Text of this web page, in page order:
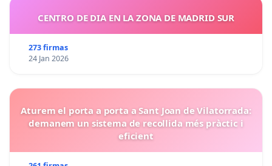
CENTRO DE DIA EN LA ZONA DE MADRID SUR
273 firmas
24 Jan 2026
Aturem el porta a porta a Sant Joan de Vilatorrada:
demanem un sistema de recollida més pràctic i
eficient